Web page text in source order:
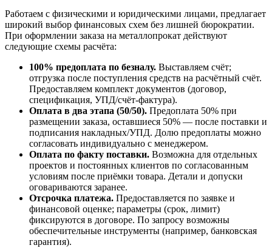
Работаем с физическими и юридическими лицами, предлагает
широкий выбор финансовых схем без лишней бюрократии.
При оформлении заказа на металлопрокат действуют
следующие схемы расчёта:
100% предоплата по безналу. Выставляем счёт;
отгрузка после поступления средств на расчётный счёт.
Предоставляем комплект документов (договор,
спецификация, УПД/счёт-фактура).
Оплата в два этапа (50/50). Предоплата 50% при
размещении заказа, оставшиеся 50% — после поставки и
подписания накладных/УПД. Долю предоплаты можно
согласовать индивидуально с менеджером.
Оплата по факту поставки. Возможна для отдельных
проектов и постоянных клиентов по согласованным
условиям после приёмки товара. Детали и допуски
оговариваются заранее.
Отсрочка платежа. Предоставляется по заявке и
финансовой оценке; параметры (срок, лимит)
фиксируются в договоре. По запросу возможны
обеспечительные инструменты (например, банковская
гарантия).